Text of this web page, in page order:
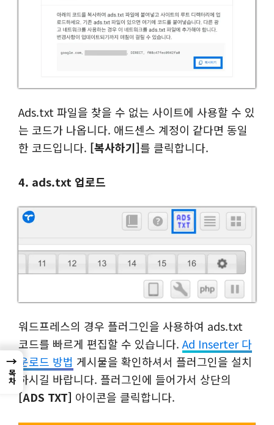
Ads.txt 파일을 찾을 수 없는 사이트에 사용할 수 있
는 코드가 나옵니다. 애드센스 계정이 같다면 동일
한 코드입니다. [복사하기]를 클릭합니다.
4. ads.txt 업로드
워드프레스의 경우 플러그인을 사용하여 ads.txt
코드를 빠르게 편집할 수 있습니다.Ad Inserter 다
운로드 방법 게시물을 확인하셔서 플러그인을 설치
하시길 바랍니다. 플러그인에 들어가서 상단의
[ADS TXT] 아이콘을 클릭합니다.
→
목차